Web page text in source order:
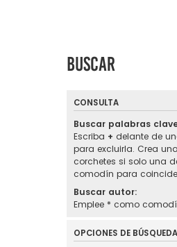
Buscar
CONSULTA
Buscar palabras
Escriba + delante de
para excluirla. Crea
corchetes si solo una
comodín para
Buscar autor:
Emplee * como
OPCIONES DE BÚSQUEDA